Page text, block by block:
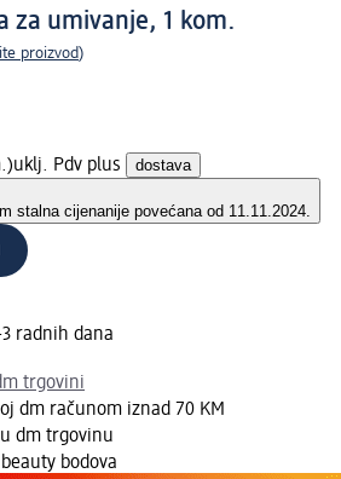
za umivanje, 1 kom.
proizvod)
uklj. Pdv plus dostava
stalna cijenanije povećana od 11.11.2024.
radnih dana
trgovini
dm računom iznad 70 KM
dm trgovinu
bodova